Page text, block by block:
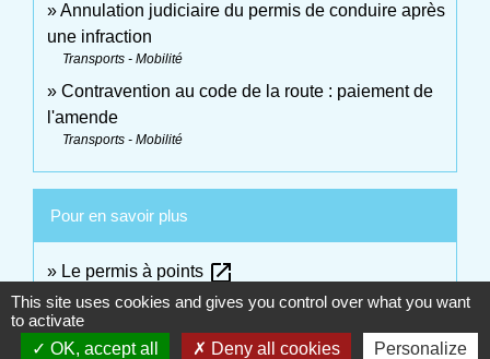
Annulation judiciaire du permis de conduire après
une infraction
Transports - Mobilité
Contravention au code de la route : paiement de
l'amende
Transports - Mobilité
Pour en savoir plus
Le permis à points open_in_new
Ministère chargé de l'intérieur
Alcool au volant : réglementation et sanctions open_in_new
Ministère chargé des transports
This site uses cookies and gives you control over what you want
to activate
OK, accept all
Deny all cookies Personalize